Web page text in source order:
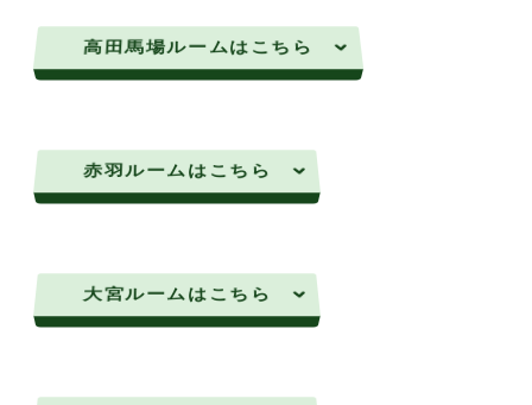
高田馬場ルームはこちら
赤羽ルームはこちら
大宮ルームはこちら